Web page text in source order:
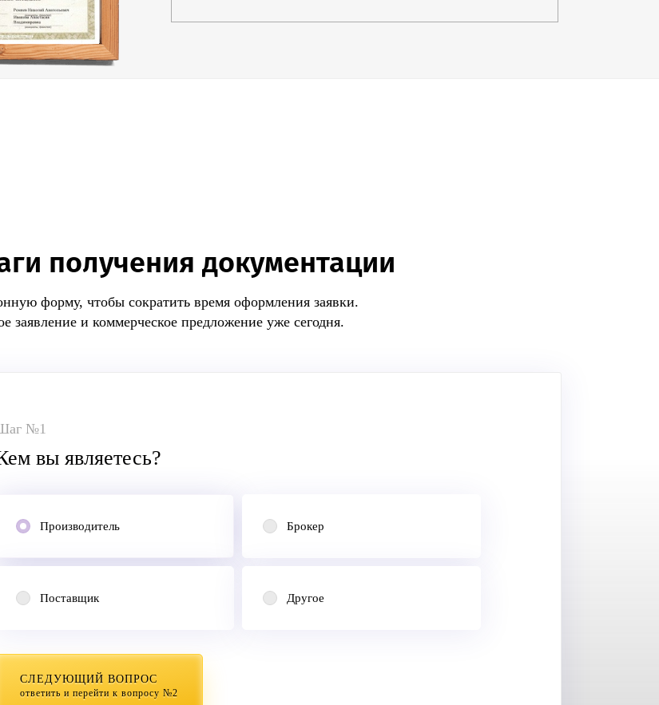
меры административной ответственности. Комиссия вправе
получения документации
форму, чтобы сократить время оформления заявки.
заявление и коммерческое предложение уже сегодня.
№1
вы являетесь?
Производитель Брокер
Поставщик Другое
СЛЕДУЮЩИЙ ВОПРОС
ответить и перейти к вопросу №2